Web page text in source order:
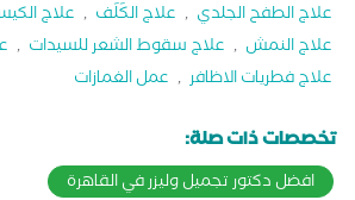
علاج الطفح الجلدي , علاج الكَلَف , علاج
علاج النمش , علاج سقوط الشعر للسيدات ,
علاج فطريات الاظافر , عمل الغمازات
تخصصات ذات صلة:
افضل دكتور تجميل وليزر في القاهرة